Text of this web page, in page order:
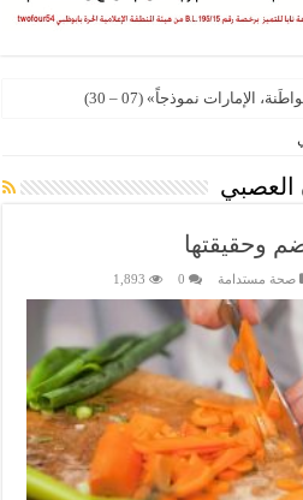
الإمارات نموذجاً» (07 – 30)
العصبي
وحقيقتها
صحة مستدامة 0
1,893